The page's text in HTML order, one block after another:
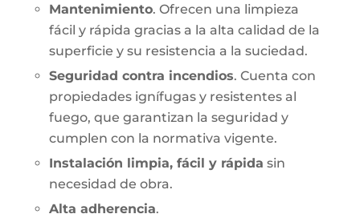
Mantenimiento. Ofrecen una limpieza
fácil y rápida gracias a la alta calidad de la
superficie y su resistencia a la suciedad.
Seguridad contra incendios. Cuenta con
propiedades ignífugas y resistentes al
fuego, que garantizan la seguridad y
cumplen con la normativa vigente.
Instalación limpia, fácil y rápida sin
necesidad de obra.
Alta adherencia.